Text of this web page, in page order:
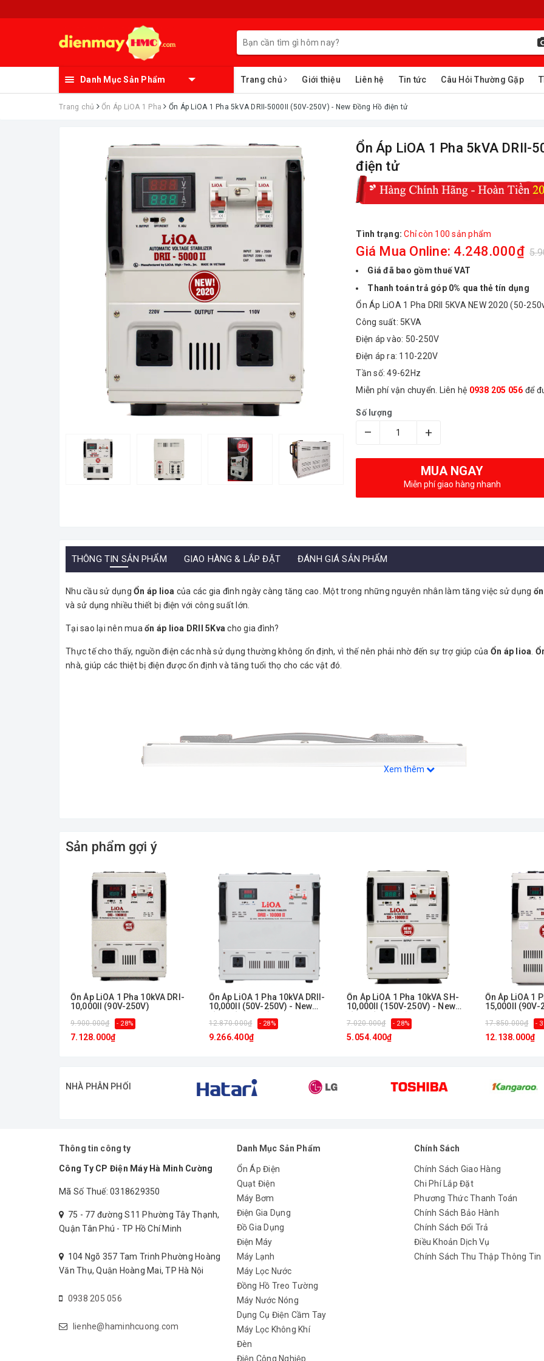
Danh Mục Sản Phẩm Trang chủ Giới thiệu Liên hệ Tin tức Câu Hỏi Thường Gặp
Trang chủ Ổn Áp LiOA 1 Pha Ổn Áp LiOA 1 Pha 5kVA DRII-5000II (50V-250V) - New Đồng Hồ điện tử
Ổn Áp LiOA 1 Pha 5kVA
điện tử
Tình trạng: Chỉ còn 100 sản phẩm
Giá Mua Online: 4.248.000₫
Giá đã bao gồm thuế VAT
Thanh toán trả góp 0% qua thẻ tín dụng
Ổn Áp LiOA 1 Pha DRII 5KVA NEW 2020 (50-
Công suất: 5KVA
Điện áp vào: 50-250V
Điện áp ra: 110-220V
Tần số: 49-62Hz
Miễn phí vận chuyển. Liên hệ 0938 205 056 để
Số lượng
– +
MUA NGAY
Miễn phí giao hàng nhanh
THÔNG TIN SẢN PHẨM GIAO HÀNG & LẮP ĐẶT ĐÁNH GIÁ SẢN PHẨM
Nhu cầu sử dụng Ổn áp lioa của các gia đình ngày càng tăng cao. Một trong những nguyên nhân làm tăng việc sử dụng
và sử dụng nhiều thiết bị điện với công suất lớn.
Tại sao lại nên mua ổn áp lioa DRII 5Kvacho gia đình?
Thực tế cho thấy, nguồn điện các nhà sử dụng thường không ổn định, vì thế nên phải nhờ đến sự trợ giúp của Ổn áp lioa
nhà, giúp các thiệt bị điện được ổn định và tăng tuổi thọ cho các vật đó.
Ổn Áp LiOA 1 Pha DRII 5KVA
Dải điện áp vào 50V-250V
110V-220V ± 1,5%
Xem thêm
Sản phẩm gợi ý
Ổn Áp LiOA 1 Pha 10kVA DRI-
10,000II (90V-250V)
9.900.000₫ - 28%
7.128.000₫
Ổn Áp LiOA 1 Pha 10kVA DRII-
10,000II (50V-250V) - New
12.870.000₫ - 28%
9.266.400₫
Ổn Áp LiOA 1 Pha 10kVA SH-
10,000II (150V-250V) - New
7.020.000₫ - 28%
5.054.400₫
Ổn Áp LiOA 1
15,000II (90V-
17.850.000₫ -
12.138.000₫
NHÀ PHÂN PHỐI
Thông tin công ty
Công Ty CP Điện Máy Hà Minh Cường
Mã Số Thuế: 0318629350
75 - 77 đường S11 Phường Tây Thạnh,
Quận Tân Phú - TP Hồ Chí Minh
104 Ngõ 357 Tam Trinh Phường Hoàng
Văn Thụ, Quận Hoàng Mai, TP Hà Nội
0938 205 056
lienhe@haminhcuong.com
Danh Mục Sản Phẩm
Ổn Áp Điện
Quạt Điện
Máy Bơm
Điện Gia Dụng
Đồ Gia Dụng
Điện Máy
Máy Lạnh
Máy Lọc Nước
Đồng Hồ Treo Tường
Máy Nước Nóng
Dụng Cụ Điện Cầm Tay
Máy Lọc Không Khí
Đèn
Điện Công Nghiệp
Chính Sách
Chính Sách Giao Hàng
Chi Phí Lắp Đặt
Phương Thức Thanh Toán
Chính Sách Bảo Hành
Chính Sách Đổi Trả
Điều Khoản Dịch Vụ
Chính Sách Thu Thập Thông Tin